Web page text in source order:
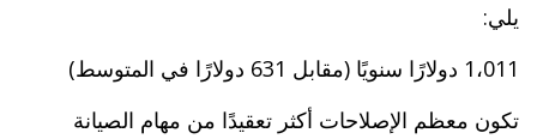
يلي:
1،011 دولارًا سنويًا (مقابل 631 دولارًا في المتوسط)
تكون معظم الإصلاحات أكثر تعقيدًا من مهام الصيانة